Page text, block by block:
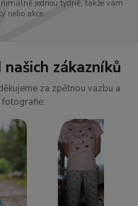
jednou týdně, takže vám
nebo akce.
zákazníků
za zpětnou vazbu a
fotografie.